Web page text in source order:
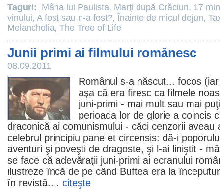
Taguri: Mâna lui Paulista, Marţi după Crăciun, 17
vinului, A fost sau n-a fost?, Înainte de micul dejun,
Melancholia, The Tree of Life
Junii primi ai filmului românesc
08.09.2011
Românul s-a născut... focos
aşa că era firesc ca filmele
juni-primi - mai mult sau mai
perioada lor de glorie a coincis
draconică ai comunismului - căci cenzorii aveau
celebrul principiu pane et circensis: dă-i
aventuri şi poveşti de dragoste, şi l-ai liniştit -
se face că adevăraţii juni-primi ai ecranului
ilustreze încă de pe când Buftea era la
în revistă.... citeşte